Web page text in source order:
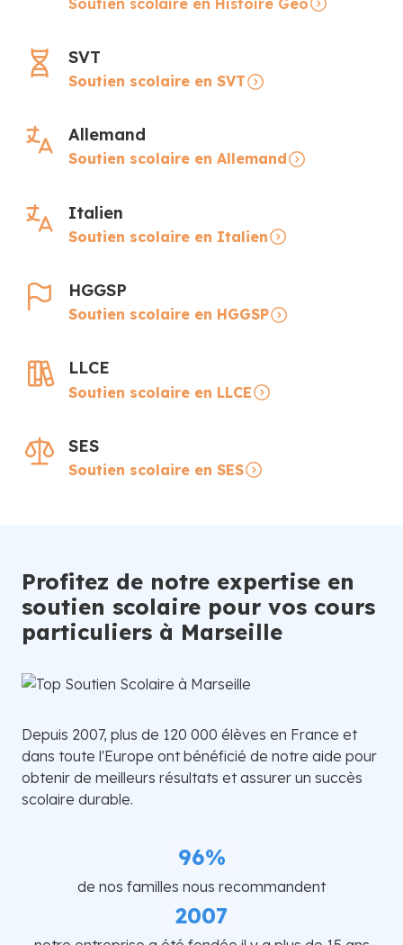
SVT
Soutien scolaire en SVT
Allemand
Soutien scolaire en Allemand
Italien
Soutien scolaire en Italien
HGGSP
Soutien scolaire en HGGSP
LLCE
Soutien scolaire en LLCE
SES
Soutien scolaire en SES
Profitez de notre expertise en
soutien scolaire pour vos cours
particuliers à Marseille
Depuis 2007, plus de 120 000 élèves en France et
dans toute l'Europe ont bénéficié de notre aide pour
obtenir de meilleurs résultats et assurer un succès
scolaire durable.
96%
de nos familles nous recommandent
2007